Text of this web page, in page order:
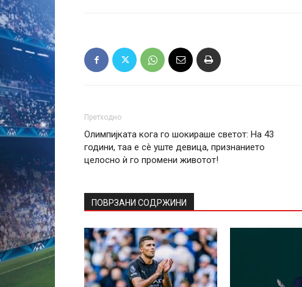
Претходно
Олимпијката кога го шокираше светот: На 43
години, таа е сè уште девица, признанието
целосно ѝ го промени животот!
ПОВРЗАНИ СОДРЖИНИ